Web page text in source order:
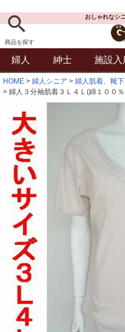
商品を探す
おしゃれなシ
婦人 紳士 施設入
HOME 婦人シニア 婦人肌着、靴
婦人３分袖肌着３Ｌ４Ｌ(綿１００